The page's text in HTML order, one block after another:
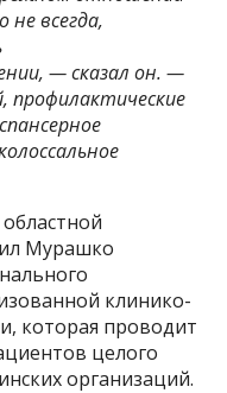
не всегда,
— сказал он. —
профилактические
Мурашко
клинико-
которая проводит
целого
организаций.